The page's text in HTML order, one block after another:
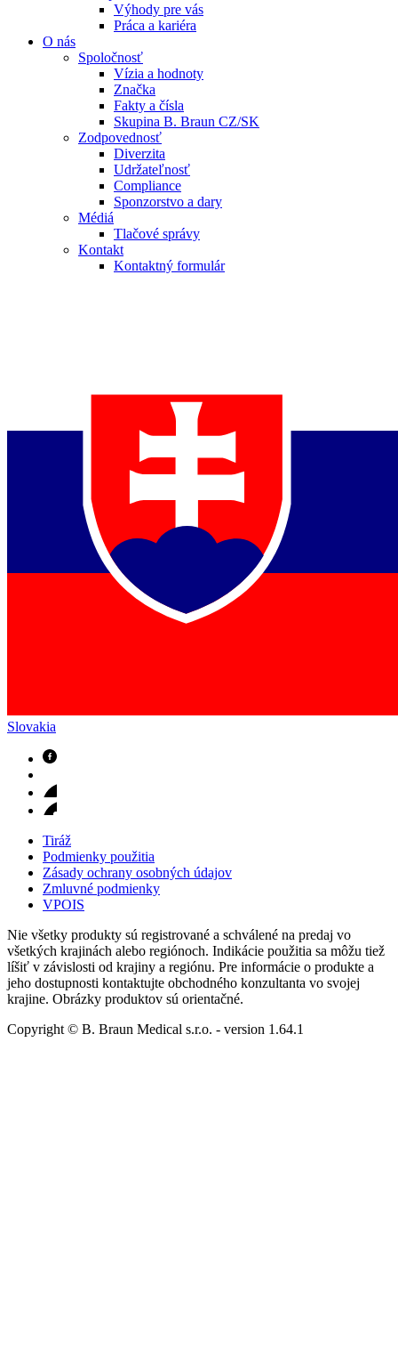
Výhody pre vás
Práca a kariéra
O nás
Spoločnosť
Vízia a hodnoty
Značka
Fakty a čísla
Skupina B. Braun CZ/SK
Zodpovednosť
Diverzita
Udržateľnosť
Compliance
Sponzorstvo a dary
Médiá
Tlačové správy
Kontakt
Kontaktný formulár
Slovakia
Tiráž
Podmienky použitia
Zásady ochrany osobných údajov
Zmluvné podmienky
VPOIS
Nie všetky produkty sú registrované a schválené na predaj vo
všetkých krajinách alebo regiónoch. Indikácie použitia sa môžu tiež
líšiť v závislosti od krajiny a regiónu. Pre informácie o produkte a
jeho dostupnosti kontaktujte obchodného konzultanta vo svojej
krajine. Obrázky produktov sú orientačné.
Copyright © B. Braun Medical s.r.o. - version 1.64.1